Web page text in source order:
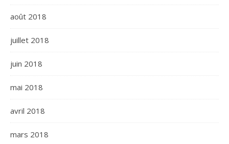
août 2018
juillet 2018
juin 2018
mai 2018
avril 2018
mars 2018